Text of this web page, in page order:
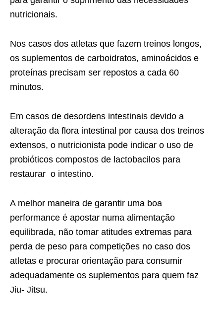
nutricionais.
Nos casos dos atletas que fazem treinos longos,
os suplementos de carboidratos, aminoácidos e
proteínas precisam ser repostos a cada 60
minutos.
Em casos de desordens intestinais devido a
alteração da flora intestinal por causa dos treinos
extensos, o nutricionista pode indicar o uso de
probióticos compostos de lactobacilos para
restaurar o intestino.
A melhor maneira de garantir uma boa
performance é apostar numa alimentação
equilibrada, não tomar atitudes extremas para
perda de peso para competições no caso dos
atletas e procurar orientação para consumir
adequadamente os suplementos para quem faz
Jiu- Jitsu.